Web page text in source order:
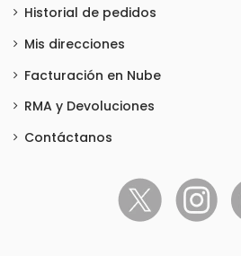
Historial de pedidos
Mis direcciones
Facturación en Nube
RMA y Devoluciones
Contáctanos